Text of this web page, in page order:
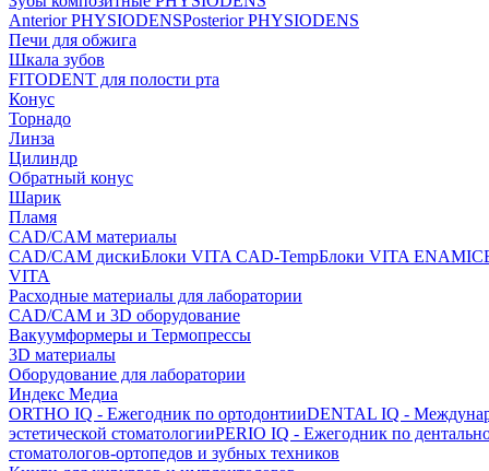
Anterior PHYSIODENSPosterior PHYSIODENS
Печи для обжига
Шкала зубов
FITODENT для полости рта
Конус
Торнадо
Линза
Цилиндр
Обратный конус
Шарик
Пламя
CAD/CAM материалы
CAD/CAM дискиБлоки VITA CAD-TempБлоки VITA ENAMIC
VITA
Расходные материалы для лаборатории
CAD/CAM и 3D оборудование
Вакуумформеры и Термопрессы
3D материалы
Оборудование для лаборатории
Индекс Медиа
ORTHO IQ - Ежегодник по ортодонтииDENTAL IQ -
эстетической стоматологииPERIO IQ - Ежегодник по
стоматологов-ортопедов и зубных техников